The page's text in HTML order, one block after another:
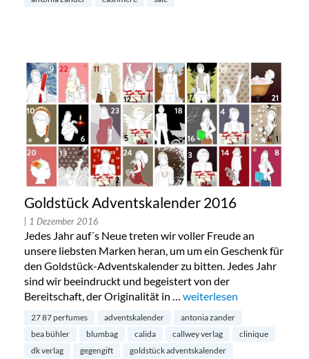
Goldstück Adventskalender 2016
| 1 Dezember 2016
Jedes Jahr auf´s Neue treten wir voller Freude an
unsere liebsten Marken heran, um um ein Geschenk für
den Goldstück-Adventskalender zu bitten. Jedes Jahr
sind wir beeindruckt und begeistert von der
Bereitschaft, der Originalität in … „Goldstück
weiterlesen
27 87 perfumes adventskalender
antonia zander
bea bühler
blumbag calida callwey verlag
clinique
dk verlag
gegengift goldstück adventskalender